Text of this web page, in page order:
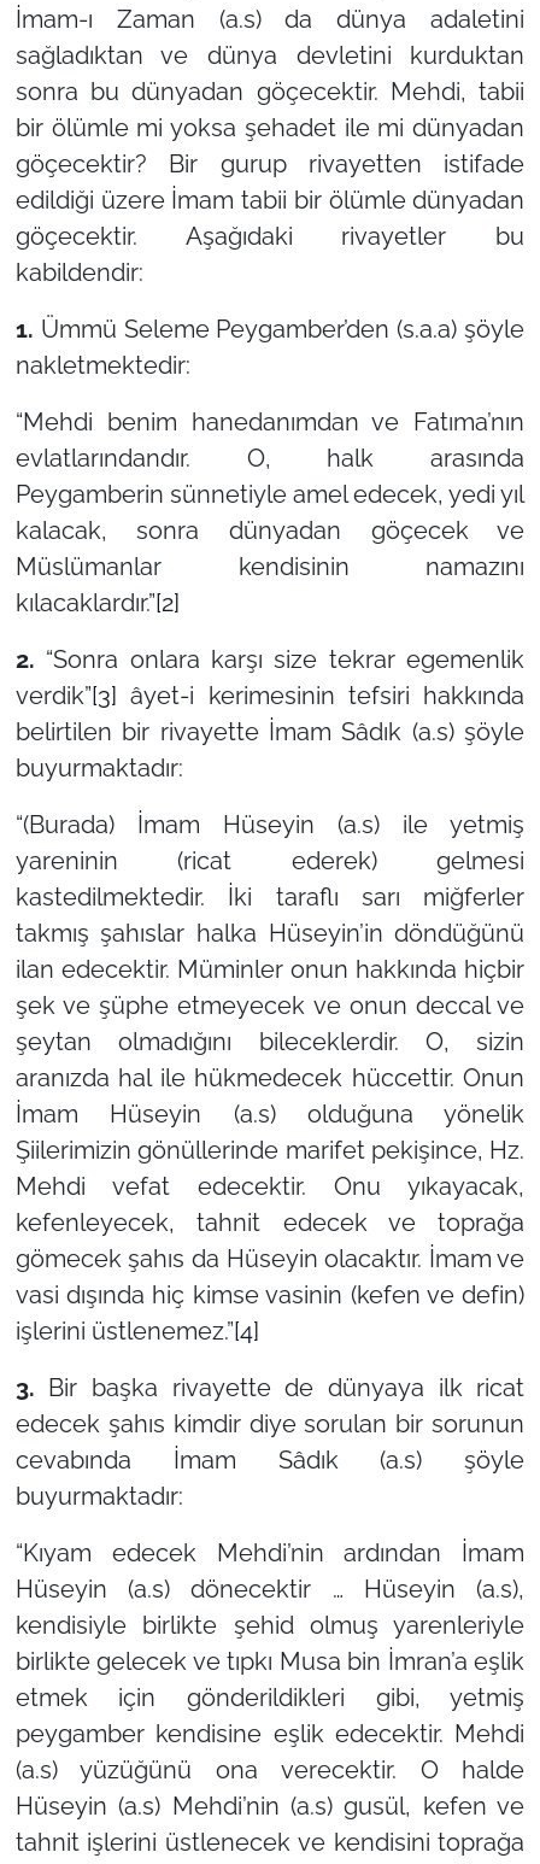
İmam-ı Zaman (a.s) da dünya adaletini
sağladıktan ve dünya devletini kurduktan
sonra bu dünyadan göçecektir. Mehdi, tabii
bir ölümle mi yoksa şehadet ile mi dünyadan
göçecektir? Bir gurup rivayetten istifade
edildiği üzere İmam tabii bir ölümle dünyadan
göçecektir. Aşağıdaki rivayetler bu
kabildendir:
1. Ümmü Seleme Peygamber’den (s.a.a) şöyle
nakletmektedir:
“Mehdi benim hanedanımdan ve Fatıma’nın
evlatlarındandır. O, halk arasında
Peygamberin sünnetiyle amel edecek, yedi yıl
kalacak, sonra dünyadan göçecek ve
Müslümanlar kendisinin namazını
kılacaklardır.”[2]
2. “Sonra onlara karşı size tekrar egemenlik
verdik”[3] âyet-i kerimesinin tefsiri hakkında
belirtilen bir rivayette İmam Sâdık (a.s) şöyle
buyurmaktadır:
“(Burada) İmam Hüseyin (a.s) ile yetmiş
yareninin (ricat ederek) gelmesi
kastedilmektedir. İki taraflı sarı miğferler
takmış şahıslar halka Hüseyin’in döndüğünü
ilan edecektir. Müminler onun hakkında hiçbir
şek ve şüphe etmeyecek ve onun deccal ve
şeytan olmadığını bileceklerdir. O, sizin
aranızda hal ile hükmedecek hüccettir. Onun
İmam Hüseyin (a.s) olduğuna yönelik
Şiilerimizin gönüllerinde marifet pekişince, Hz.
Mehdi vefat edecektir. Onu yıkayacak,
kefenleyecek, tahnit edecek ve toprağa
gömecek şahıs da Hüseyin olacaktır. İmam ve
vasi dışında hiç kimse vasinin (kefen ve defin)
işlerini üstlenemez.”[4]
3. Bir başka rivayette de dünyaya ilk ricat
edecek şahıs kimdir diye sorulan bir sorunun
cevabında İmam Sâdık (a.s) şöyle
buyurmaktadır:
“Kıyam edecek Mehdi’nin ardından İmam
Hüseyin (a.s) dönecektir … Hüseyin (a.s),
kendisiyle birlikte şehid olmuş yarenleriyle
birlikte gelecek ve tıpkı Musa bin İmran’a eşlik
etmek için gönderildikleri gibi, yetmiş
peygamber kendisine eşlik edecektir. Mehdi
(a.s) yüzüğünü ona verecektir. O halde
Hüseyin (a.s) Mehdi’nin (a.s) gusül, kefen ve
tahnit işlerini üstlenecek ve kendisini toprağa